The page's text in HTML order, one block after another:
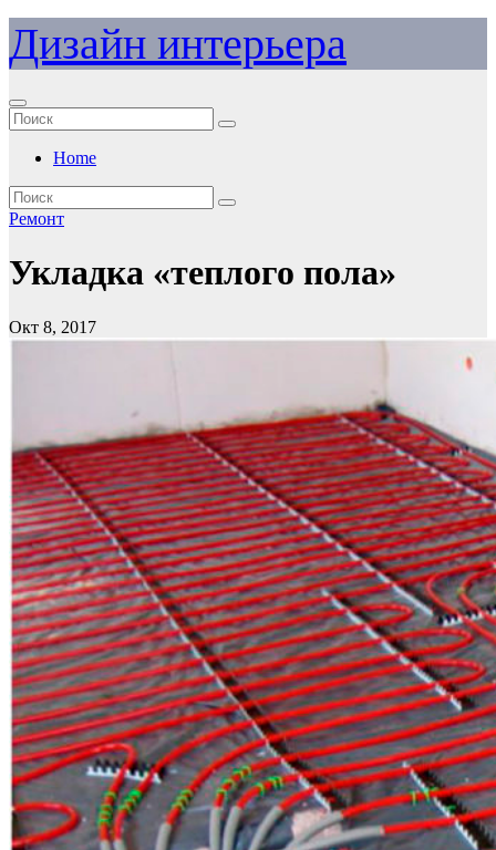
Перейти
к
содержимому
Дизайн интерьера
Home
Ремонт
Укладка «теплого пола»
Окт 8, 2017